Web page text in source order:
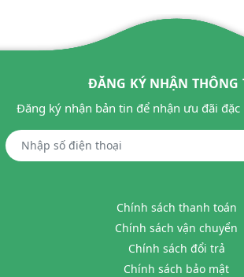
ĐĂNG KÝ NHẬN THÔNG
Đăng ký nhận bản tin để nhận ưu đãi đặc
Chính sách thanh toán
Chính sách vận chuyển
Chính sách đổi trả
Chính sách bảo mật